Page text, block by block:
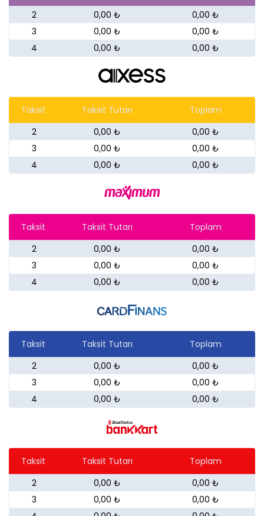
2
0,00 ₺
0,00 ₺
3
0,00 ₺
0,00 ₺
4
0,00 ₺ 0,00 ₺
Taksit Taksit Tutarı
Toplam
2
0,00 ₺
0,00 ₺
3
0,00 ₺
0,00 ₺
4
0,00 ₺ 0,00 ₺
Taksit Taksit Tutarı
Toplam
2
0,00 ₺
0,00 ₺
3
0,00 ₺
0,00 ₺
4
0,00 ₺ 0,00 ₺
Taksit Taksit Tutarı
Toplam
2
0,00 ₺
0,00 ₺
3
0,00 ₺
0,00 ₺
4
0,00 ₺ 0,00 ₺
Taksit Taksit Tutarı
Toplam
2
0,00 ₺
0,00 ₺
3
0,00 ₺
0,00 ₺